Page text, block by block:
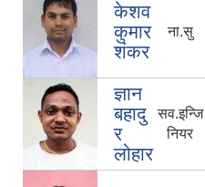
केशव
कुमार
शंकर
ना.सु
ज्ञान
बहादु
र
लोहार
सव.इन्जि
नियर